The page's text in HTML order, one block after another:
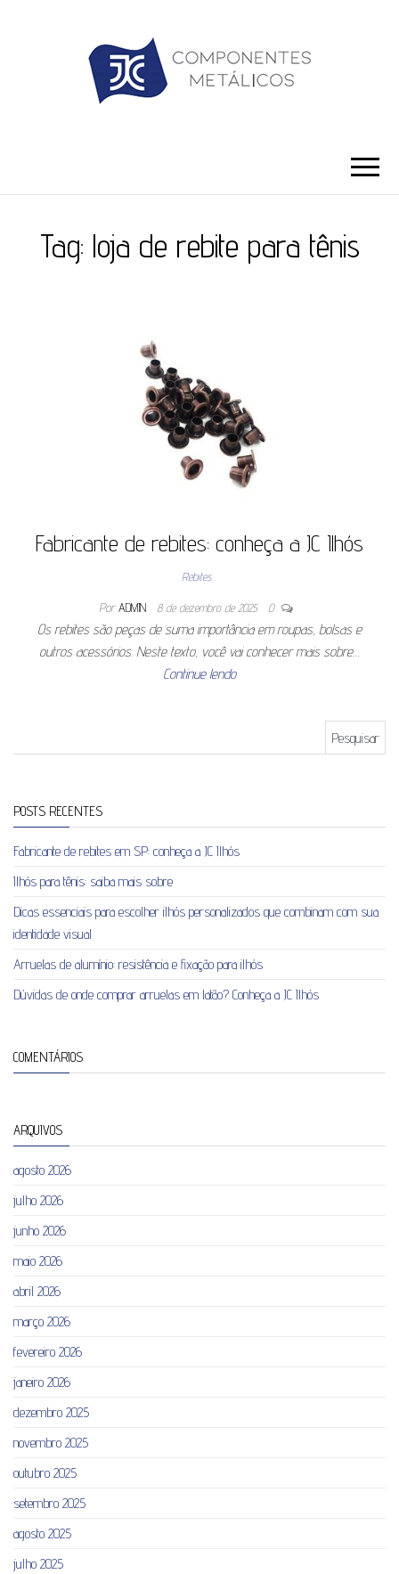
Tag: loja de rebite para tênis
Fabricante de rebites: conheça a JC Ilhós
Rebites
Por ADMIN 8 de dezembro de 2025 0
Os rebites são peças de suma importância em roupas, bolsas e
outros acessórios. Neste texto, você vai conhecer mais sobre…
Continue lendo
POSTS RECENTES
Fabricante de rebites em SP: conheça a JC Ilhós
Ilhós para tênis: saiba mais sobre
Dicas essenciais para escolher ilhós personalizados que combinam com sua
identidade visual
Arruelas de alumínio: resistência e fixação para ilhós
Dúvidas de onde comprar arruelas em latão? Conheça a JC Ilhós
COMENTÁRIOS
ARQUIVOS
agosto 2026
julho 2026
junho 2026
maio 2026
abril 2026
março 2026
fevereiro 2026
janeiro 2026
dezembro 2025
novembro 2025
outubro 2025
setembro 2025
agosto 2025
julho 2025